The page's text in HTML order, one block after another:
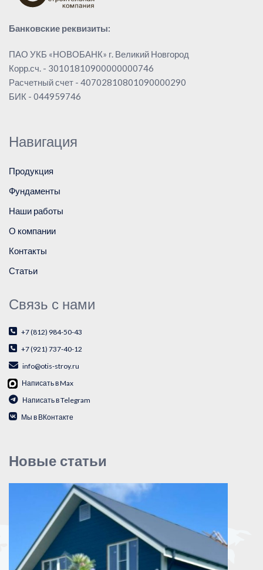
Банковские реквизиты:
ПАО УКБ «НОВОБАНК» г. Великий Новгород
Корр.сч. - 30101810900000000746
Расчетный счет - 40702810801090000290
БИК - 044959746
Навигация
Продукция
Фундаменты
Наши работы
О компании
Контакты
Статьи
Связь с нами
+7 (812) 984-50-43
+7 (921) 737-40-12
info@otis-stroy.ru
Написать в Max
Написать в Telegram
Мы в ВКонтакте
Новые статьи